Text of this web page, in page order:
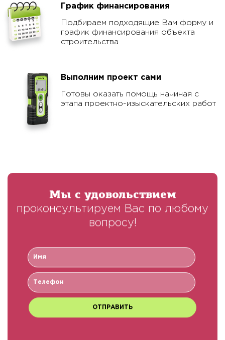
График финансирования
Подбираем подходящие Вам форму и
график финансирования объекта
строительства
Выполним проект сами
Готовы оказать помощь начиная с
этапа проектно-изыскательских работ
Мы с удовольствием
проконсультируем Вас по любому
вопросу!